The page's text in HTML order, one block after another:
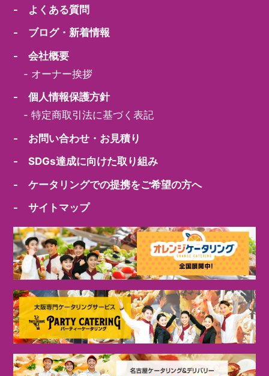
- よくある質問
- ブログ・新着情報
- 会社概要
- オーナー挨拶
- 個人情報保護方針
-特定商取引法に基づく表記
- お問い合わせ・お見積り
- SDGs達成に向けた取り組み
- ケータリングでの提携をご希望の方へ
- サイトマップ